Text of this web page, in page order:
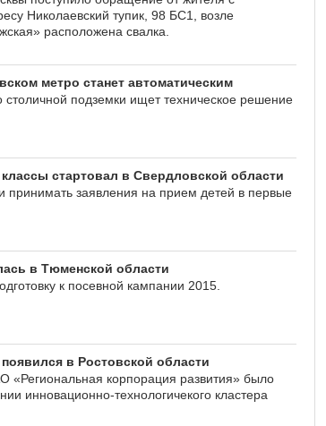
Николаевский тупик, 98 БС1, возле
расположена свалка.
метро станет автоматическим
подземки ищет техническое решение
стартовал в Свердловской области
принимать заявления на прием детей в первые
в Тюменской области
к посевной кампании 2015.
в Ростовской области
«Региональная корпорация развития» было
инновационно-технологичекого кластера